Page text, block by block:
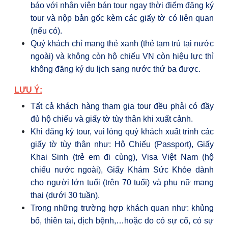
báo với nhân viên bán tour ngay thời điểm đăng ký
tour và nộp bản gốc kèm các giấy tờ có liên quan
(nếu có).
Quý khách chỉ mang thẻ xanh (thẻ tạm trú tại nước
ngoài) và không còn hộ chiếu VN còn hiệu lực thì
không đăng ký du lịch sang nước thứ ba được.
LƯU Ý:
Tất cả khách hàng tham gia tour đều phải có đầy
đủ hộ chiếu và giấy tờ tùy thân khi xuất cảnh.
Khi đăng ký tour, vui lòng quý khách xuất trình các
giấy tờ tùy thân như: Hộ Chiếu (Passport), Giấy
Khai Sinh (trẻ em đi cùng), Visa Việt Nam (hộ
chiếu nước ngoài), Giấy Khám Sức Khỏe dành
cho người lớn tuổi (trên 70 tuổi) và phụ nữ mang
thai (dưới 30 tuần).
Trong những trường hợp khách quan như: khủng
bố, thiên tai, dịch bệnh,…hoặc do có sự cố, có sự